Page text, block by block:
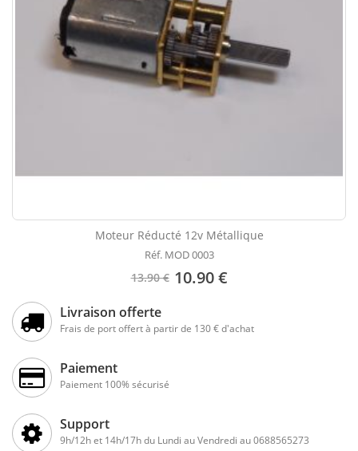
Moteur Réducté 12v Métallique
Réf. MOD 0003
13.90 € 10.90 €
Livraison offerte
Frais de port offert à partir de 130 € d'achat
Paiement
Paiement 100% sécurisé
Support
9h/12h et 14h/17h du Lundi au Vendredi au 0688565273